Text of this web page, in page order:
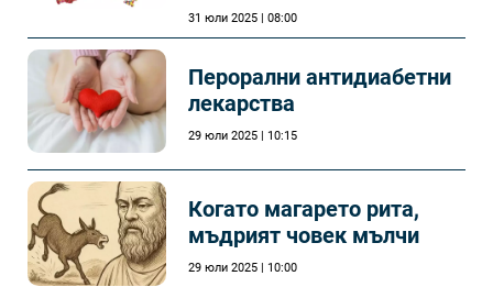
31 юли 2025 | 08:00
Перорални антидиабетни
лекарства
29 юли 2025 | 10:15
Когато магарето рита,
мъдрият човек мълчи
29 юли 2025 | 10:00